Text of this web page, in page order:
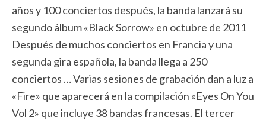
años y 100 conciertos después, la banda lanzará su
segundo álbum «Black Sorrow» en octubre de 2011
Después de muchos conciertos en Francia y una
segunda gira española, la banda llega a 250
conciertos … Varias sesiones de grabación dan a luz a
«Fire» que aparecerá en la compilación «Eyes On You
Vol 2» que incluye 38 bandas francesas. El tercer